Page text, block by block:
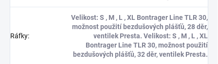
Ráfky:
Velikost: S , M , L , XL Bontrager Line TLR 30,
možnost použití bezdušových plášťů, 28 děr,
ventilek Presta. Velikost: S , M , L , XL
Bontrager Line TLR 30, možnost použití
bezdušových plášťů, 32 děr, ventilek Presta.